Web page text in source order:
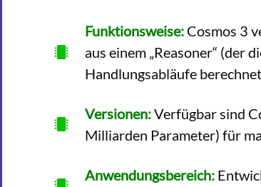
Funktionsweise:Cosmos 3
aus einem „Reasoner“ (der
Handlungsabläufe
Versionen:Verfügbar sind
Milliarden Parameter) für
Anwendungsbereich: